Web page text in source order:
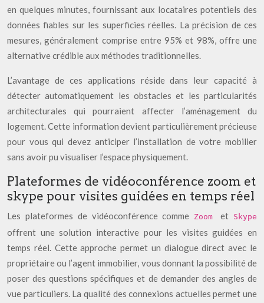
en quelques minutes, fournissant aux locataires potentiels des
données fiables sur les superficies réelles. La précision de ces
mesures, généralement comprise entre 95% et 98%, offre une
alternative crédible aux méthodes traditionnelles.
L’avantage de ces applications réside dans leur capacité à
détecter automatiquement les obstacles et les particularités
architecturales qui pourraient affecter l’aménagement du
logement. Cette information devient particulièrement précieuse
pour vous qui devez anticiper l’installation de votre mobilier
sans avoir pu visualiser l’espace physiquement.
Plateformes de vidéoconférence zoom et
skype pour visites guidées en temps réel
Les plateformes de vidéoconférence comme Zoomet Skype
offrent une solution interactive pour les visites guidées en
temps réel. Cette approche permet un dialogue direct avec le
propriétaire ou l’agent immobilier, vous donnant la possibilité de
poser des questions spécifiques et de demander des angles de
vue particuliers. La qualité des connexions actuelles permet une